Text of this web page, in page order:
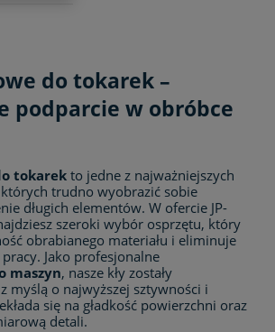
do tokarek –
podparcie w obróbce
tokarek to jedne z najważniejszych
trudno wyobrazić sobie
długich elementów. W ofercie JP-
szeroki wybór osprzętu, który
obrabianego materiału i eliminuje
Jako profesjonalne
maszyn, nasze kły zostały
myślą o najwyższej sztywności i
się na gładkość powierzchni oraz
detali.